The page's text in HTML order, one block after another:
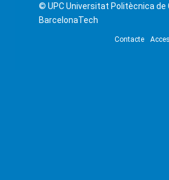
© UPCUniversitat Politècnica de
BarcelonaTech
Contacte